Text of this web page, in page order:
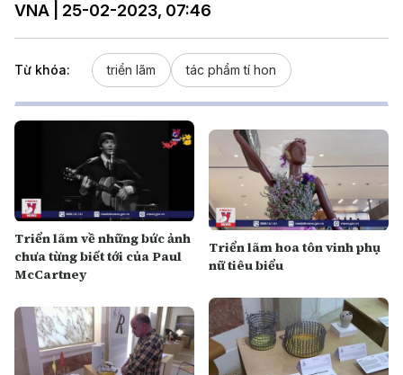
VNA | 25-02-2023, 07:46
Từ khóa: triển lãm tác phẩm tí hon
Triển lãm về những bức ảnh
chưa từng biết tới của Paul
McCartney
Triển lãm hoa tôn vinh phụ
nữ tiêu biểu